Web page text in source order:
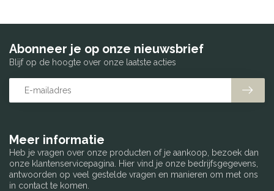
Meer informatie
Heb je vragen over onze producten of je aankoop, bezoek dan
onze klantenservicepagina. Hier vind je onze bedrijfsgegevens,
antwoorden op veel gestelde vragen en manieren om met ons
in contact te komen.
Abonneer je op onze nieuwsbrief
Blijf op de hoogte over onze laatste acties